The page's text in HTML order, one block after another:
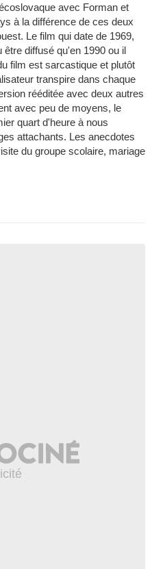
avec Forman et
à la différence de ces deux
Le film qui date de 1969,
diffusé qu'en 1990 ou il
film est sarcastique et plutôt
transpire dans chaque
rééditée avec deux autres
avec peu de moyens, le
quart d'heure à nous
attachants. Les anecdotes
du groupe scolaire, mariage